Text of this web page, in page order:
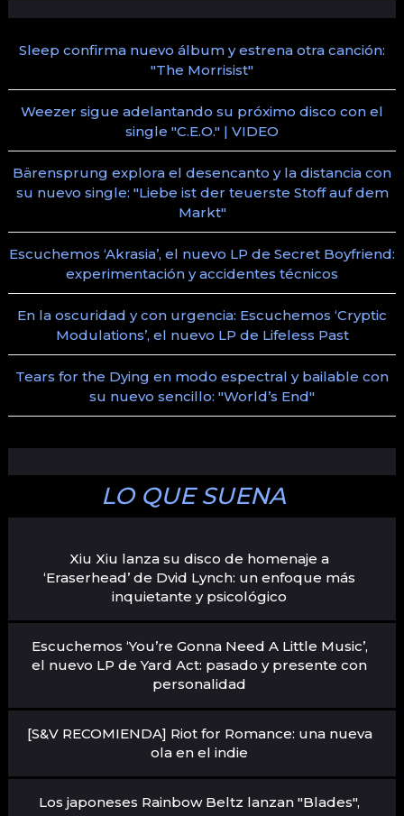
Sleep confirma nuevo álbum y estrena otra canción:
"The Morrisist"
Weezer sigue adelantando su próximo disco con el
single "C.E.O." | VIDEO
Bärensprung explora el desencanto y la distancia con
su nuevo single: "Liebe ist der teuerste Stoff auf dem
Markt"
Escuchemos ‘Akrasia’, el nuevo LP de Secret Boyfriend:
experimentación y accidentes técnicos
En la oscuridad y con urgencia: Escuchemos ‘Cryptic
Modulations’, el nuevo LP de Lifeless Past
Tears for the Dying en modo espectral y bailable con
su nuevo sencillo: "World’s End"
LO QUE SUENA
Xiu Xiu lanza su disco de homenaje a
‘Eraserhead’ de Dvid Lynch: un enfoque más
inquietante y psicológico
Escuchemos ‘You’re Gonna Need A Little Music’,
el nuevo LP de Yard Act: pasado y presente con
personalidad
[S&V RECOMIENDA] Riot for Romance: una nueva
ola en el indie
Los japoneses Rainbow Beltz lanzan "Blades",